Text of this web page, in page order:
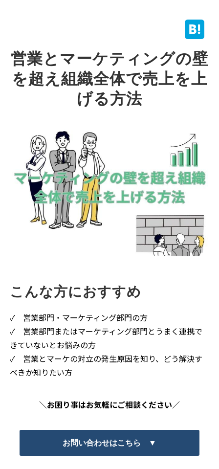
営業とマーケティングの壁
を超え組織全体で売上を上
げる方法
こんな方におすすめ
✓ 営業部門・マーケティング部門の方
✓ 営業部門またはマーケティング部門とうまく連携で
きていないとお悩みの方
✓ 営業とマーケの対立の発生原因を知り、どう解決す
べきか知りたい方
＼お困り事はお気軽にご相談ください／
お問い合わせはこちら ▼